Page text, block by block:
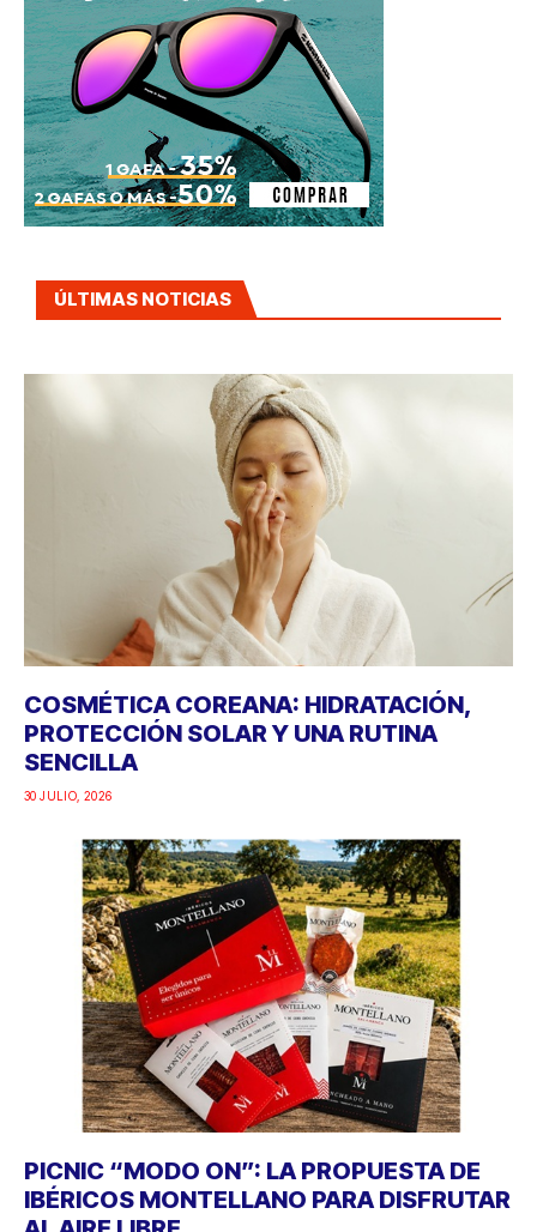
ÚLTIMAS NOTICIAS
COSMÉTICA COREANA: HIDRATACIÓN,
PROTECCIÓN SOLAR Y UNA RUTINA
SENCILLA
30 JULIO, 2026
PICNIC “MODO ON”: LA PROPUESTA DE
IBÉRICOS MONTELLANO PARA DISFRUTAR